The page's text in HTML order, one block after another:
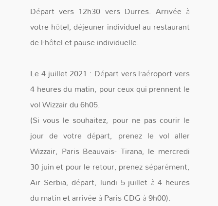
Départ vers 12h30 vers Durres. Arrivée à
votre hôtel, déjeuner individuel au restaurant
de l’hôtel et pause individuelle.
Le 4 juillet 2021 : Départ vers l’aéroport vers
4 heures du matin, pour ceux qui prennent le
vol Wizzair du 6h05.
(Si vous le souhaitez, pour ne pas courir le
jour de votre départ, prenez le vol aller
Wizzair, Paris Beauvais- Tirana, le mercredi
30 juin et pour le retour, prenez séparément,
Air Serbia, départ, lundi 5 juillet à 4 heures
du matin et arrivée à Paris CDG à 9h00).